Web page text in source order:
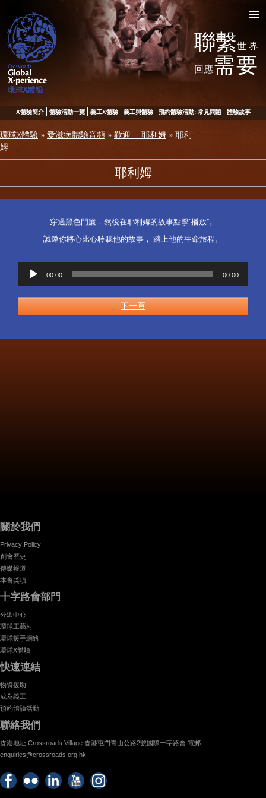
聯繫世界
回應需要
X體驗簡介 體驗活動一覽 義工X體驗 義工與體驗 預約體驗活動: 常見問題 體驗故事
環球X體驗 » 愛滋病體驗音頻 » 歡迎 – 耶利姆 » 耶利
姆
耶利姆
穿過黑色門簾，然後在耶利姆的故事點擊“播放”。
誠邀你將心比心聆聽他的故事， 踏上他的生命旅程。
訊
放
器
00:00 00:00
下一頁
關於我們
Privacy Policy
創會歷史
傳媒報道
本會獎項
十字路會部門
分派中心
環球工藝村
環球援手網絡
環球X體驗
快速連結
物資援助
成為義工
預約體驗活動
聯絡我們
香港地址 Crossroads Village 香港屯門青山公路2號國際十字路會 電郵:
enquiries@crossroads.org.hk